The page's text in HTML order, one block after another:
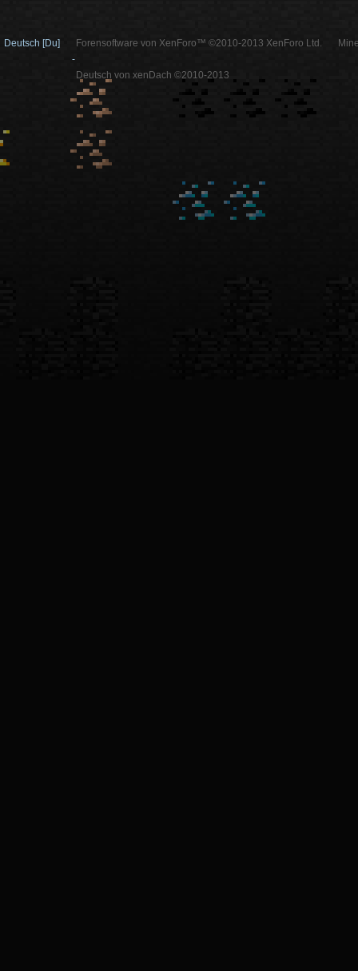
Deutsch [Du]
Forensoftware von XenForo™ ©2010-2013 XenForo Ltd.
-
Deutsch von xenDach ©2010-2013